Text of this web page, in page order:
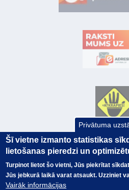
Privātuma
Šī vietne izmanto statistikas
lietošanas pieredzi un
Turpinot lietot šo vietni, Jūs piekrītat
Jūs jebkurā laikā varat atsaukt. Uzziniet
Vairāk informācijas